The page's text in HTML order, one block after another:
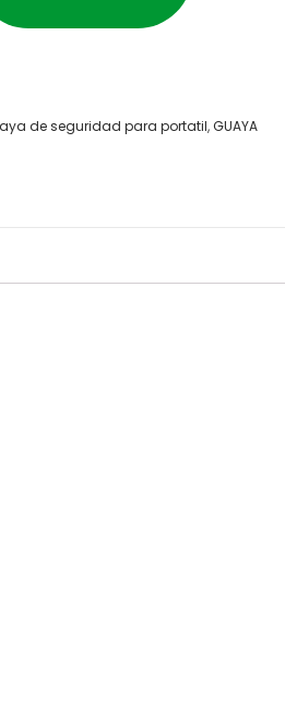
de seguridad para portatil,GUAYA